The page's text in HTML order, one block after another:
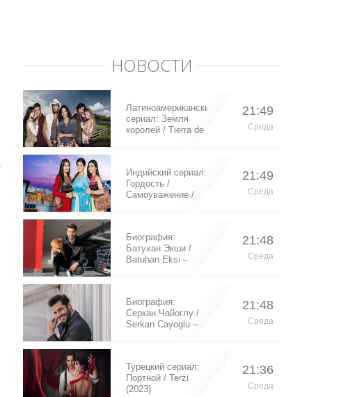
НОВОСТИ
Латиноамериканский
сериал: Земля
королей / Tierra de
21:49
Среда
Индийский сериал:
Гордость /
Самоуважение /
21:49
Среда
Биография:
Батухан Экши /
Batuhan Eksi –
21:48
Среда
Биография:
Серкан Чайоглу /
Serkan Cayoglu –
21:48
Среда
Турецкий сериал:
Портной / Terzi
(2023)
21:36
Среда